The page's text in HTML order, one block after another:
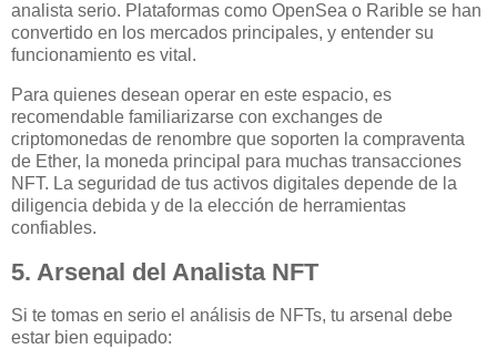
analista serio. Plataformas como OpenSea o Rarible se han
convertido en los mercados principales, y entender su
funcionamiento es vital.
Para quienes desean operar en este espacio, es
recomendable familiarizarse con exchanges de
criptomonedas de renombre que soporten la compraventa
de Ether, la moneda principal para muchas transacciones
NFT. La seguridad de tus activos digitales depende de la
diligencia debida y de la elección de herramientas
confiables.
5. Arsenal del Analista NFT
Si te tomas en serio el análisis de NFTs, tu arsenal debe
estar bien equipado: